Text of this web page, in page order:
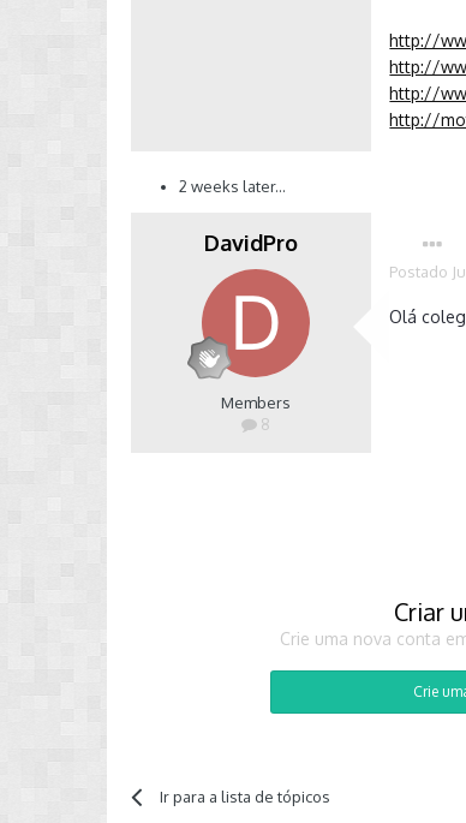
http://
http://
http://
http://
2 weeks later...
DavidPro
Members
8
Postado
Olá
Criar
Crie uma nova conta
Crie
Ir para a lista de tópicos